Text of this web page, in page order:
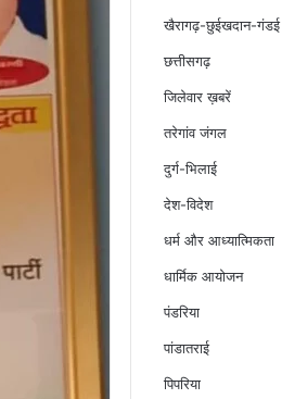
खैरागढ़-छुईखदान-गंडई
छत्तीसगढ़
जिलेवार ख़बरें
तरेगांव जंगल
दुर्ग-भिलाई
देश-विदेश
धर्म और आध्यात्मिकता
धार्मिक आयोजन
पंडरिया
पांडातराई
पिपरिया